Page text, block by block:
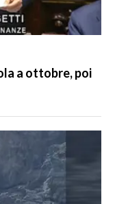
a ottobre, poi